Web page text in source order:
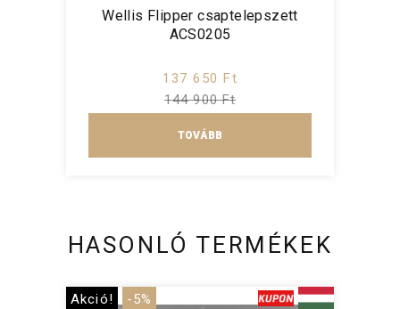
Wellis Flipper csaptelepszett
ACS0205
137 650 Ft
144 900 Ft
TOVÁBB
HASONLÓ TERMÉKEK
Akció! -5%